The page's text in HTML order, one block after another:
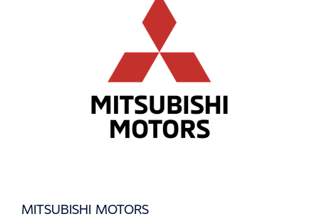
MITSUBISHI MOTORS